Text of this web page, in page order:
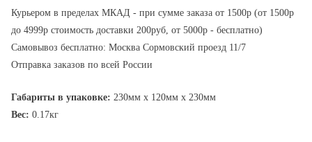
Курьером в пределах МКАД - при сумме заказа от 1500р (от 1500р
до 4999р стоимость доставки 200руб, от 5000р - бесплатно)
Самовывоз бесплатно: Москва Сормовский проезд 11/7
Отправка заказов по всей России
Габариты в упаковке: 230мм x 120мм x 230мм
Вес: 0.17кг